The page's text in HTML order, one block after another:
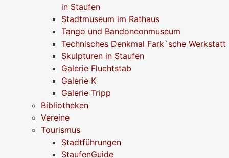
in Staufen
Stadtmuseum im Rathaus
Tango und Bandoneonmuseum
Technisches Denkmal Fark`sche Werkstatt
Skulpturen in Staufen
Galerie Fluchtstab
Galerie K
Galerie Tripp
Bibliotheken
Vereine
Tourismus
Stadtführungen
StaufenGuide